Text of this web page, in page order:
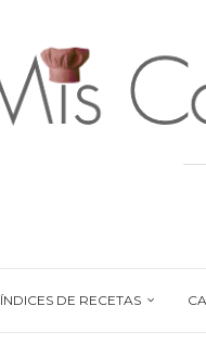
ÍNDICES DE RECETAS